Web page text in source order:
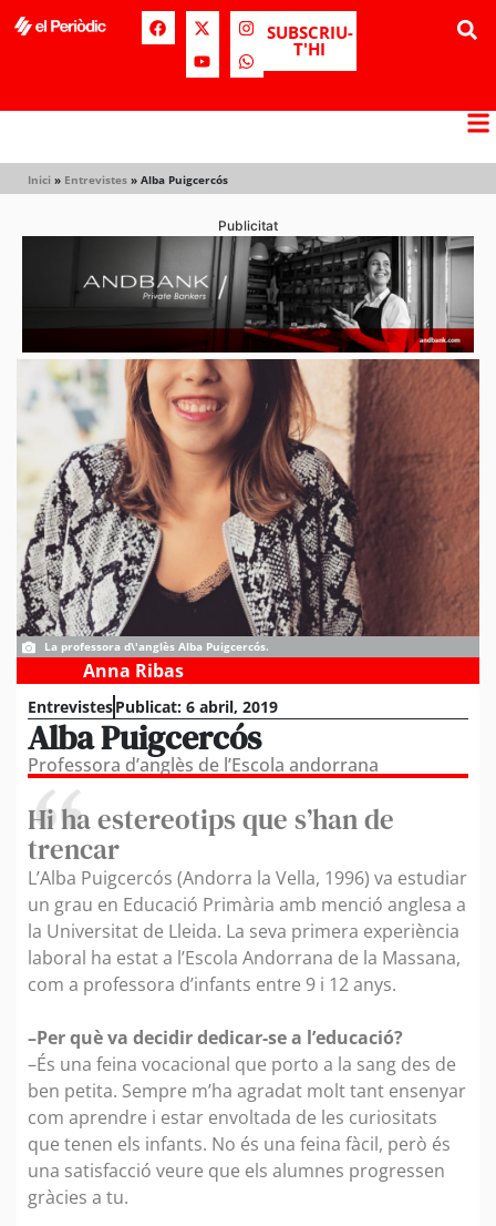
SUBSCRIU-
T'HI
Inici » Entrevistes » Alba Puigcercós
Publicitat
La professora d\'anglès Alba Puigcercós.
Anna Ribas
EntrevistesPublicat: 6 abril, 2019
Alba Puigcercós
Professora d’anglès de l’Escola andorrana
Hi ha estereotips que s’han de
trencar
L’Alba Puigcercós (Andorra la Vella, 1996) va estudiar
un grau en Educació Primària amb menció anglesa a
la Universitat de Lleida. La seva primera experiència
laboral ha estat a l’Escola Andorrana de la Massana,
com a professora d’infants entre 9 i 12 anys.
–Per què va decidir dedicar-se a l’educació?
–És una feina vocacional que porto a la sang des de
ben petita. Sempre m’ha agradat molt tant ensenyar
com aprendre i estar envoltada de les curiositats
que tenen els infants. No és una feina fàcil, però és
una satisfacció veure que els alumnes progressen
gràcies a tu.